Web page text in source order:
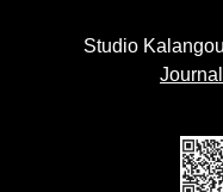
Studio